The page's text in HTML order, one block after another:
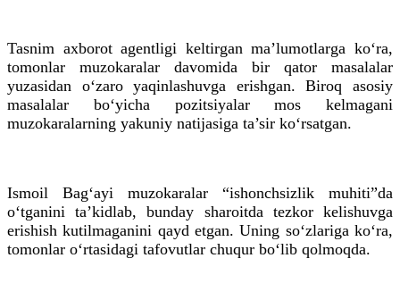
Tasnim axborot agentligi keltirgan ma’lumotlarga ko‘ra,
tomonlar muzokaralar davomida bir qator masalalar
yuzasidan o‘zaro yaqinlashuvga erishgan. Biroq asosiy
masalalar bo‘yicha pozitsiyalar mos kelmagani
muzokaralarning yakuniy natijasiga ta’sir ko‘rsatgan.
Ismoil Bag‘ayi muzokaralar “ishonchsizlik muhiti”da
o‘tganini ta’kidlab, bunday sharoitda tezkor kelishuvga
erishish kutilmaganini qayd etgan. Uning so‘zlariga ko‘ra,
tomonlar o‘rtasidagi tafovutlar chuqur bo‘lib qolmoqda.